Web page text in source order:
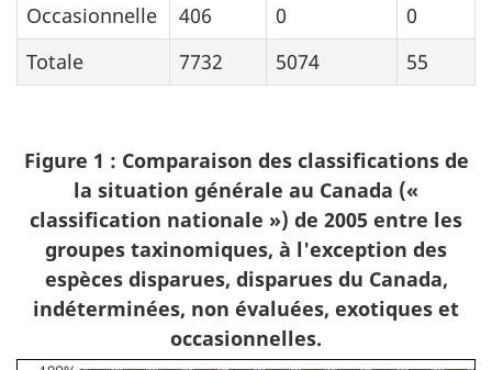
Occasionnelle
406 0
0
Totale
7732 5074 55
Figure 1 : Comparaison des classifications de
la situation générale au Canada («
classification nationale ») de 2005 entre les
groupes taxinomiques, à l'exception des
espèces disparues, disparues du Canada,
indéterminées, non évaluées, exotiques et
occasionnelles.